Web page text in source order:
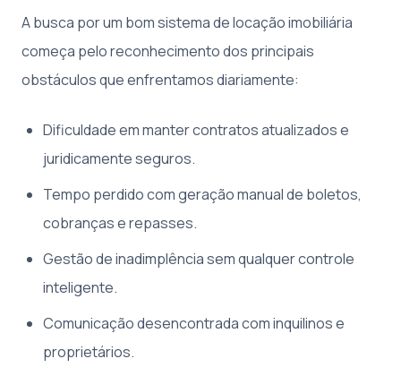
A busca por um bom sistema de locação imobiliária
começa pelo reconhecimento dos principais
obstáculos que enfrentamos diariamente:
Dificuldade em manter contratos atualizados e
juridicamente seguros.
Tempo perdido com geração manual de boletos,
cobranças e repasses.
Gestão de inadimplência sem qualquer controle
inteligente.
Comunicação desencontrada com inquilinos e
proprietários.